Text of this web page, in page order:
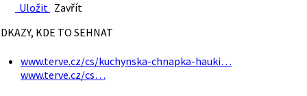
Uložit Zavřít
KDE TO SEHNAT
www.terve.cz/cs/kuchynska-chnapka-hauki…
www.terve.cz/cs…